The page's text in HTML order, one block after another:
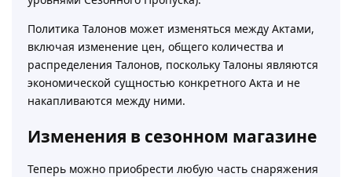
Политика Талонов может изменяться между Актами,
включая изменение цен, общего количества и
распределения Талонов, поскольку Талоны являются
экономической сущностью конкретного Акта и не
накапливаются между ними.
Изменения в сезонном магазине
Теперь можно приобрести любую часть снаряжения